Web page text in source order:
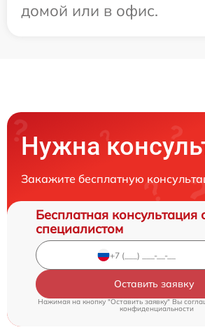
домой или в офис.
Нужна
Закажите бесплатную
Бесплатная консультация
специалистом
Оставить заявку
Нажимая на кнопку "Оставить заявку" Вы
конфиденциальности